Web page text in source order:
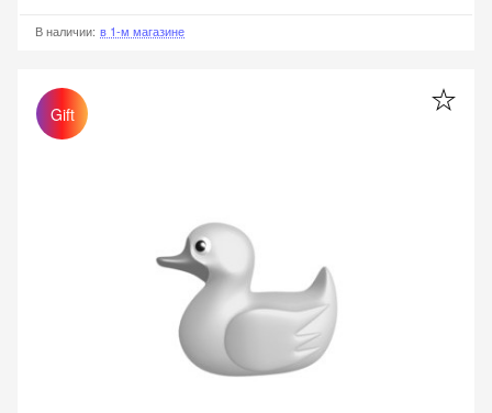
В наличии: в 1-м магазине
Gift